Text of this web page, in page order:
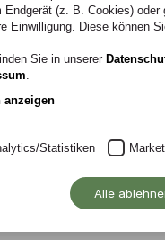
neu denken
Endgerät (z. B. Cookies)
Einwilligung. Diese können
Sie in unserer
.
anzeigen
Statistiken
Alle